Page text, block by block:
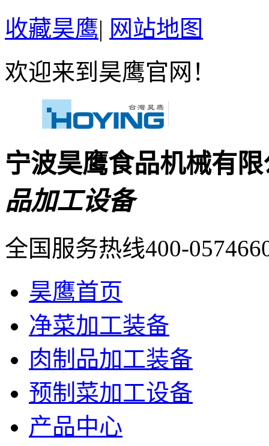
收藏昊鹰| 网站地图
欢迎来到昊鹰官网！
宁波昊鹰食品机械有
品加工设备
全国服务热线400-
昊鹰首页
净菜加工装备
肉制品加工装备
预制菜加工设备
产品中心